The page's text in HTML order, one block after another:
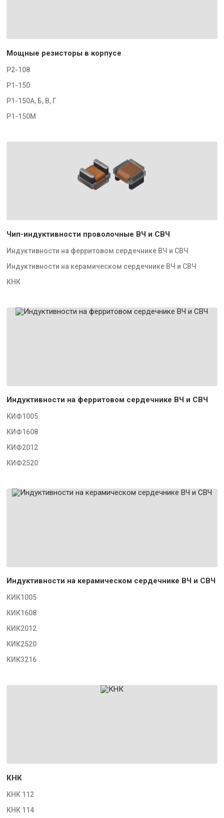
Мощные резисторы в корпусе
Р2-108
Р1-150
Р1-150А, Б, В, Г
Р1-150М
Чип-индуктивности проволочные ВЧ и СВЧ
Индуктивности на ферритовом сердечнике ВЧ и СВЧ
Индуктивности на керамическом сердечнике ВЧ и СВЧ
КНК
Индуктивности на ферритовом сердечнике ВЧ и СВЧ
КИФ1005
КИФ1608
КИФ2012
КИФ2520
Индуктивности на керамическом сердечнике ВЧ и СВЧ
КИК1005
КИК1608
КИК2012
КИК2520
КИК3216
КНК
КНК 112
КНК 114